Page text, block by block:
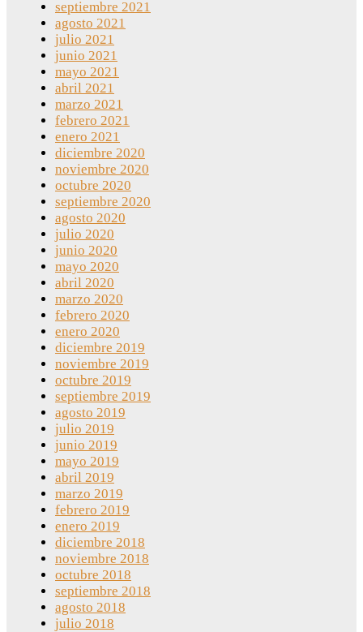
septiembre 2021
agosto 2021
julio 2021
junio 2021
mayo 2021
abril 2021
marzo 2021
febrero 2021
enero 2021
diciembre 2020
noviembre 2020
octubre 2020
septiembre 2020
agosto 2020
julio 2020
junio 2020
mayo 2020
abril 2020
marzo 2020
febrero 2020
enero 2020
diciembre 2019
noviembre 2019
octubre 2019
septiembre 2019
agosto 2019
julio 2019
junio 2019
mayo 2019
abril 2019
marzo 2019
febrero 2019
enero 2019
diciembre 2018
noviembre 2018
octubre 2018
septiembre 2018
agosto 2018
julio 2018